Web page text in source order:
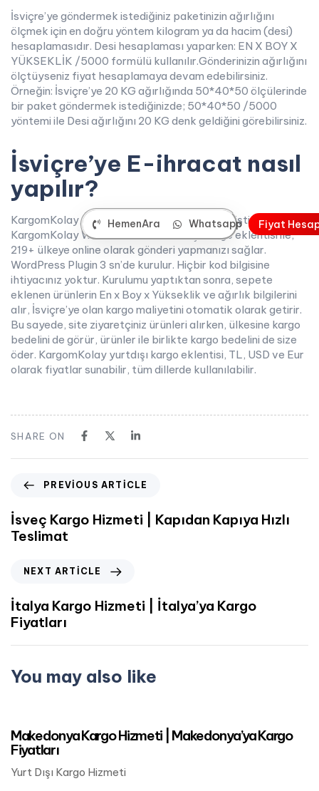
HemenAra Whatsapp Fiyat Hesa
İsviçre’ye göndermek istediğiniz paketinizin ağırlığını
ölçmek için en doğru yöntem kilogram ya da hacim (desi)
hesaplamasıdır. Desi hesaplaması yaparken: EN X BOY X
YÜKSEKLİK /5000 formülü kullanılır.Gönderinizin ağırlığını
ölçtüyseniz fiyat hesaplamaya devam edebilirsiniz.
Örneğin: İsviçre’ye 20 KG ağırlığında 50*40*50 ölçülerinde
bir paket göndermek istediğinizde; 50*40*50 /5000
yöntemi ile Desi ağırlığını 20 KG denk geldiğini görebilirsiniz.
İsviçre’ye E-ihracat nasıl
yapılır?
KargomKolay, wordpress kullanıcıları için geliştirdiği
KargomKolay WooCommerce Yurtdışı Kargo eklentisi ile,
219+ ülkeye online olarak gönderi yapmanızı sağlar.
WordPress Plugin 3 sn’de kurulur. Hiçbir kod bilgisine
ihtiyacınız yoktur. Kurulumu yaptıktan sonra, sepete
eklenen ürünlerin En x Boy x Yükseklik ve ağırlık bilgilerini
alır, İsviçre’ye olan kargo maliyetini otomatik olarak getirir.
Bu sayede, site ziyaretçiniz ürünleri alırken, ülkesine kargo
bedelini de görür, ürünler ile birlikte kargo bedelini de size
öder. KargomKolay yurtdışı kargo eklentisi, TL, USD ve Eur
olarak fiyatlar sunabilir, tüm dillerde kullanılabilir.
SHARE ON
PREVIOUS ARTICLE
İsveç Kargo Hizmeti | Kapıdan Kapıya Hızlı
Teslimat
NEXT ARTICLE
İtalya Kargo Hizmeti | İtalya’ya Kargo
Fiyatları
You may also like
Makedonya Kargo Hizmeti | Makedonya’ya Kargo
Fiyatları
Yurt Dışı Kargo Hizmeti